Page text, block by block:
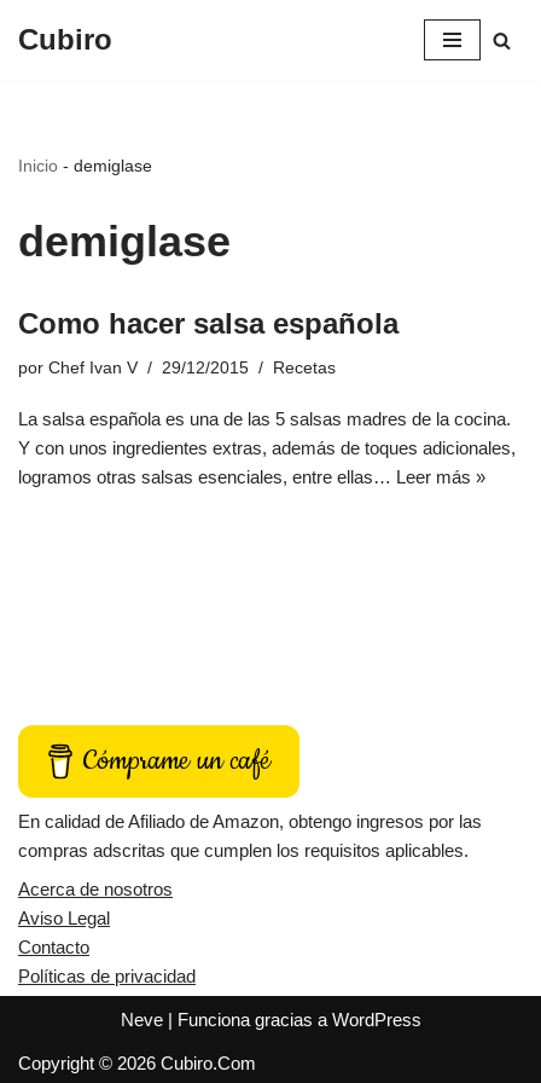
Cubiro
Inicio - demiglase
demiglase
Como hacer salsa española
por Chef Ivan V 29/12/2015 Recetas
La salsa española es una de las 5 salsas madres de la cocina.
Y con unos ingredientes extras, además de toques adicionales,
logramos otras salsas esenciales, entre ellas… Leer más »
Cómprame un café
En calidad de Afiliado de Amazon, obtengo ingresos por las
compras adscritas que cumplen los requisitos aplicables.
Acerca de nosotros
Aviso Legal
Contacto
Políticas de privacidad
Neve| Funciona gracias a WordPress
Copyright © 2026 Cubiro.Com